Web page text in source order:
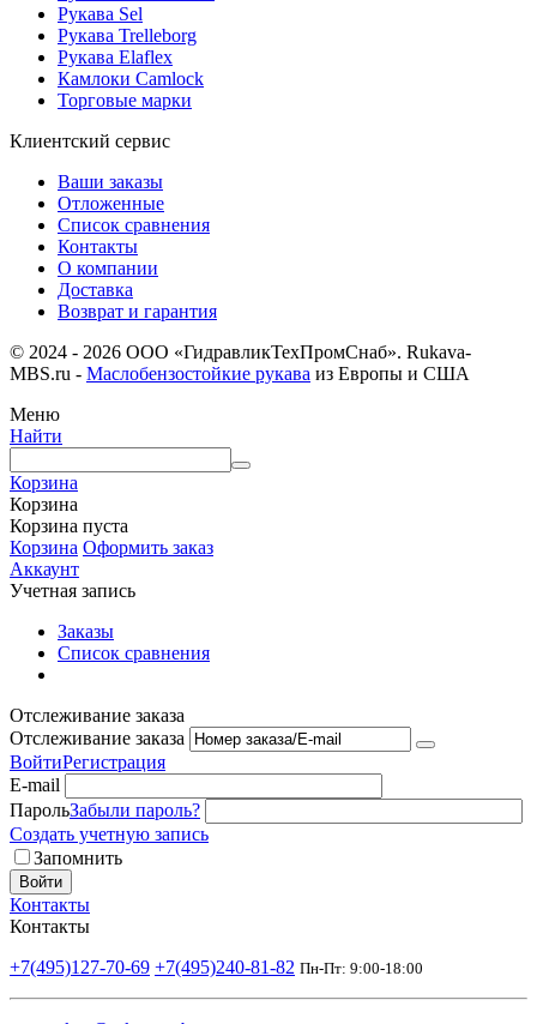
Рукава Sel
Рукава Trelleborg
Рукава Elaflex
Камлоки Camlock
Торговые марки
Клиентский сервис
Ваши заказы
Отложенные
Список сравнения
Контакты
О компании
Доставка
Возврат и гарантия
© 2024 - 2026 ООО «ГидравликТехПромСнаб». Rukava-
MBS.ru - Маслобензостойкие рукава из Европы и США
Меню
Найти
Корзина
Корзина
Корзина пуста
Корзина Оформить заказ
Аккаунт
Учетная запись
Заказы
Список сравнения
Отслеживание заказа
Отслеживание заказа
ВойтиРегистрация
E-mail
ПарольЗабыли пароль?
Создать учетную запись
Запомнить
Войти
Контакты
Контакты
+7(495)127-70-69 +7(495)240-81-82 Пн-Пт: 9:00-18:00